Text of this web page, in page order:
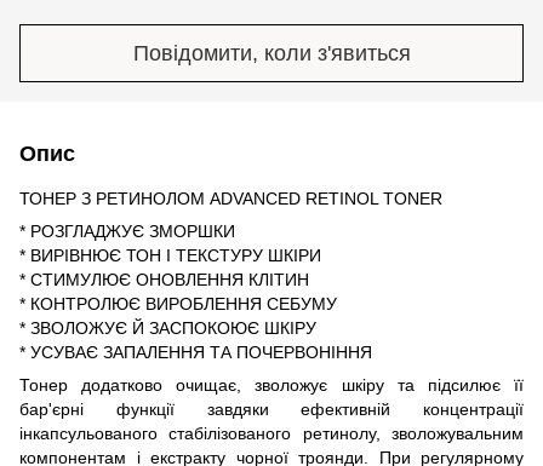
Повідомити, коли з'явиться
Опис
ТОНЕР З РЕТИНОЛОМ ADVANCED RETINOL TONER
* РОЗГЛАДЖУЄ ЗМОРШКИ
* ВИРІВНЮЄ ТОН І ТЕКСТУРУ ШКІРИ
* СТИМУЛЮЄ ОНОВЛЕННЯ КЛІТИН
* КОНТРОЛЮЄ ВИРОБЛЕННЯ СЕБУМУ
* ЗВОЛОЖУЄ Й ЗАСПОКОЮЄ ШКІРУ
* УСУВАЄ ЗАПАЛЕННЯ ТА ПОЧЕРВОНІННЯ
Тонер додатково очищає, зволожує шкіру та підсилює її
бар'єрні функції завдяки ефективній концентрації
інкапсульованого стабілізованого ретинолу, зволожувальним
компонентам і екстракту чорної троянди. При регулярному